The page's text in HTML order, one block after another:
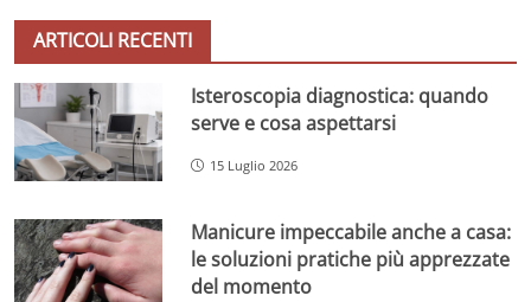
ARTICOLI RECENTI
Isteroscopia diagnostica: quando
serve e cosa aspettarsi
15 Luglio 2026
Manicure impeccabile anche a casa:
le soluzioni pratiche più apprezzate
del momento